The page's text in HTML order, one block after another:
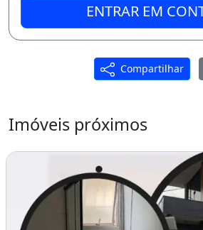
ENTRAR EM
Compartilhar
Imóveis próximos